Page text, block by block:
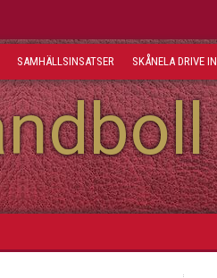
SAMHÄLLSINSATSER SKÅNELA DRIVE IN